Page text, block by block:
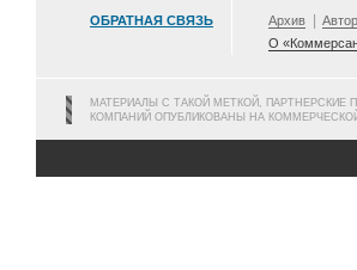
ОБРАТНАЯ СВЯЗЬ Архив
О
МАТЕРИАЛЫ С ТАКОЙ МЕТКОЙ, ПАРТНЕРСКИЕ
КОМПАНИЙ ОПУБЛИКОВАНЫ НА